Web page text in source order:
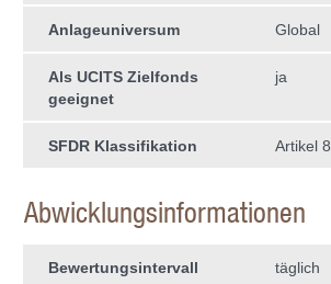
Anlageuniversum Global
Als UCITS Zielfonds
geeignet
ja
SFDR Klassifikation Artikel 8
Abwicklungsinformationen
Bewertungsintervall täglich